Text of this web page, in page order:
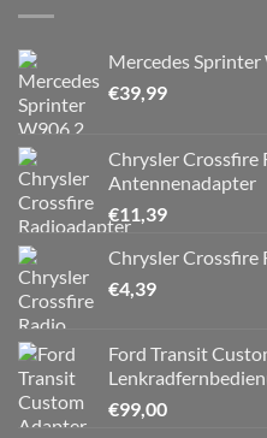
Mercedes
€39,99
Chrysler Crossfire
Antennenadapter
€11,39
Chrysler Crossfire
€4,39
Ford Transit
€99,00